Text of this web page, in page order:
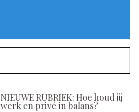
NIEUWE RUBRIEK: Hoe houd jij
werk en privé in balans?